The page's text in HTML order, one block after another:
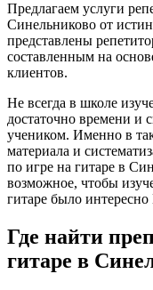
Предлагаем услуги
Синельниково от
представлены
составленным на
клиентов.
Не всегда в школе
достаточно времени и
учеником. Именно в
материала и
по игре на гитаре в
возможное, чтобы
гитаре было
Где найти
гитаре в